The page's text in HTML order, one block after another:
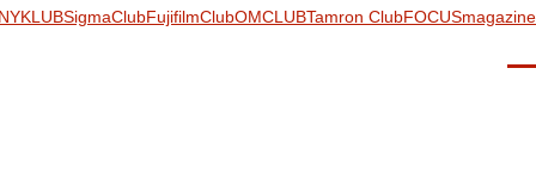
SigmaClubFujifilmClubOMCLUBTamron ClubFOCUSmagazine